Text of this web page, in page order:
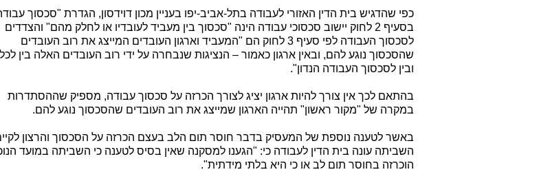
כפי שהדגיש בית הדין האזורי לעבודה בתל-אביב-יפו בעניין מכון דוידסון, הגדרת "סכסוך
בסעיף 2 לחוק יישוב סכסוכי עבודה הינה "סכסוך בין מעביד לעובדיו או לחלק מהם" והצדדים
לסכסוך העבודה לפי סעיף 3 לחוק הם "המעביד וארגון העובדים המייצג את רוב העובדים
שהסכסוך נוגע להם, ובאין ארגון כאמור – הנציגות שנבחרה על ידי רוב העובדים האלה בין לכל
ובין לסכסוך העבודה הנדון".
בהתאם לכך אין צורך להיות ארגון יציג לצורך הכרזה על סכסוך עבודה, מספיק שההסתדרות
במקרה של "מקור ראשון" תהייה הארגון שמייצג את רוב העובדים שהסכסוך נוגע להם.
באשר לטענה נוספת של המעסיק בדבר חוסר תום הלב בעצם הכרזה על הסכסוך והרצון
השביתה עונה בית הדין לעבודה כי: "הגענו למסקנה שאין בסיס לטענה כי השביתה במועד
הוכרזה בחוסר תום לב או כי היא בלתי מידתית".